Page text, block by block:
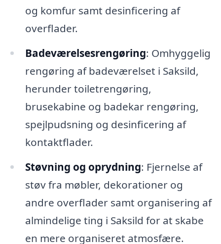
og komfur samt desinficering af
overflader.
Badeværelsesrengøring: Omhyggelig
rengøring af badeværelset i Saksild,
herunder toiletrengøring,
brusekabine og badekar rengøring,
spejlpudsning og desinficering af
kontaktflader.
Støvning og oprydning: Fjernelse af
støv fra møbler, dekorationer og
andre overflader samt organisering af
almindelige ting i Saksild for at skabe
en mere organiseret atmosfære.